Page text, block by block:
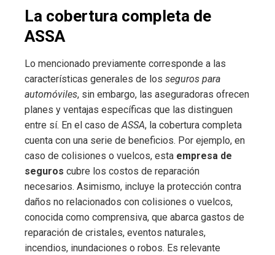
La cobertura completa de
ASSA
Lo mencionado previamente corresponde a las
características generales de los seguros para
automóviles, sin embargo, las aseguradoras ofrecen
planes y ventajas específicas que las distinguen
entre sí. En el caso deASSA, la cobertura completa
cuenta con una serie de beneficios. Por ejemplo, en
caso de colisiones o vuelcos, esta empresa de
seguros cubre los costos de reparación
necesarios. Asimismo, incluye la protección contra
daños no relacionados con colisiones o vuelcos,
conocida como comprensiva, que abarca gastos de
reparación de cristales, eventos naturales,
incendios, inundaciones o robos. Es relevante